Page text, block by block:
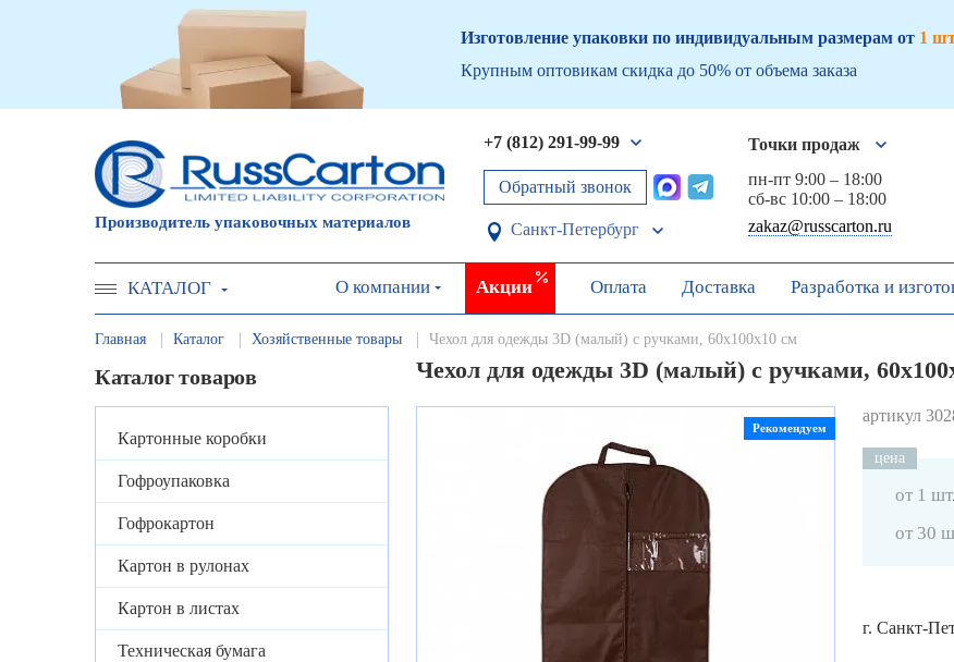
Изготовление упаковки по индивидуальным размерам от 1
Крупным оптовикам скидка до 50% от объема заказа
Производитель упаковочных материалов
+7 (812) 291-99-99
Обратный звонок
Санкт-Петербург
Точки продаж
пн-пт 9:00 – 18:00
сб-вс 10:00 – 18:00
zakaz@russcarton.ru
КАТАЛОГ О компании Акции Оплата Доставка Разработка и
Главная Каталог Хозяйственные товары Чехол для одежды 3D (малый) с ручками, 60х100х10 см
Каталог товаров
Картонные коробки
Гофроупаковка
Гофрокартон
Картон в рулонах
Картон в листах
Техническая бумага
Чехол для одежды 3D (малый) с ручками,
Рекомендуем
артикул
цена
от 1 шт
от 30
г. Санкт-